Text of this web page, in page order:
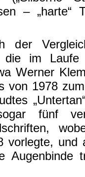
– „harte“
der
die im
Werner
von 1978
fünf
vorlegte, und
Augenbinde